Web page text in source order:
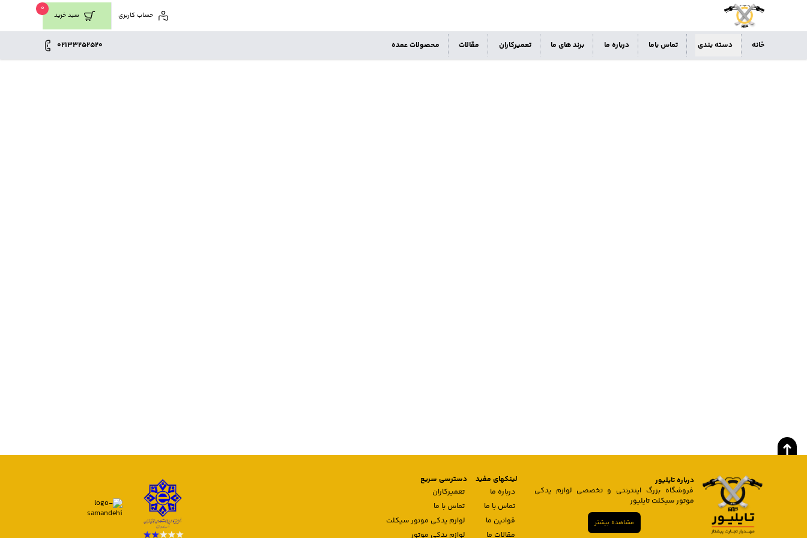
سبد خرید
0
حساب کاربری
خانه دسته بندی تماس باما درباره ما برند های ما تعمیرکاران مقالات محصولات عمده 02133252520
درباره تایلیور
فروشگاه بزرگ اینترنتی و تخصصی لوازم یدکی
موتور سیکلت تایلیور
مشاهده بیشتر
لینکهای مفید
درباره ما
تماس با ما
قوانین ما
مقالات ما
دسترسی سریع
تعمیرکاران
تماس با ما
لوازم یدکی موتور سیکلت
لوازم یدکی موتور